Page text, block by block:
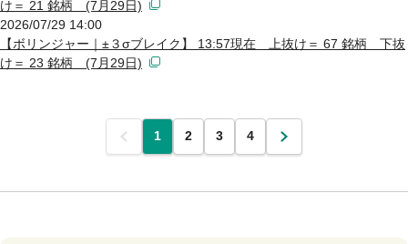
け＝ 21 銘柄 (7月29日)
2026/07/29 14:00
【ボリンジャー｜±３σブレイク】 13:57現在 上抜け＝ 67 銘柄 下抜
け＝ 23 銘柄 (7月29日)
前 1 2 3 4 次